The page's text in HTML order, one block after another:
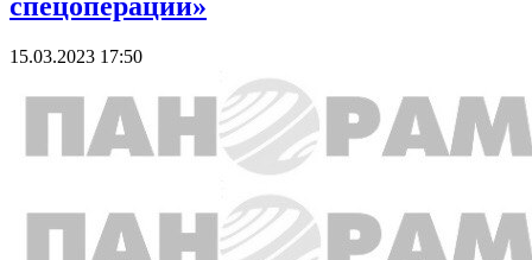
15.03.2023 17:50